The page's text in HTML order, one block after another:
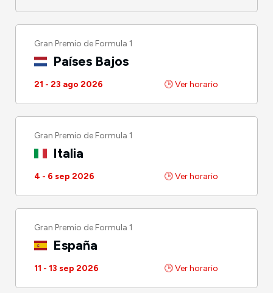
Gran Premio de Formula 1
Países Bajos
21 - 23 ago 2026 🕒 Ver horario
Gran Premio de Formula 1
Italia
4 - 6 sep 2026 🕒 Ver horario
Gran Premio de Formula 1
España
11 - 13 sep 2026 🕒 Ver horario